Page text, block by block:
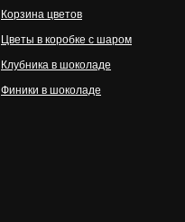
Корзина цветов
Цветы в коробке с шаром
Клубника в шоколаде
Финики в шоколаде